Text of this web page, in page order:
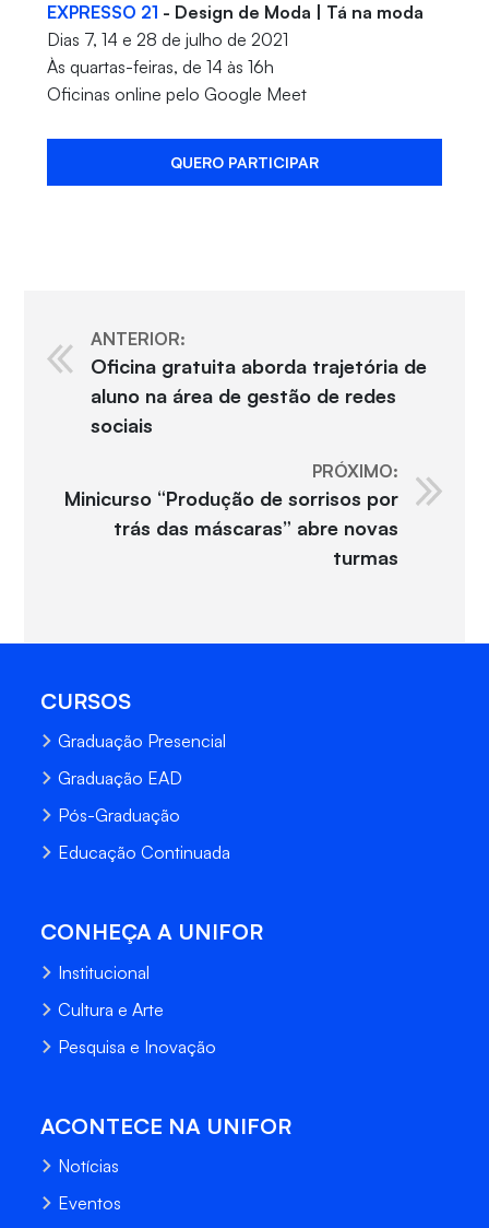
EXPRESSO 21 - Design de Moda | Tá na moda
Dias 7, 14 e 28 de julho de 2021
Às quartas-feiras, de 14 às 16h
Oficinas online pelo Google Meet
QUERO PARTICIPAR
ANTERIOR:
Oficina gratuita aborda trajetória de
aluno na área de gestão de redes
sociais
PRÓXIMO:
Minicurso “Produção de sorrisos por
trás das máscaras” abre novas
turmas
CURSOS
Graduação Presencial
Graduação EAD
Pós-Graduação
Educação Continuada
CONHEÇA A UNIFOR
Institucional
Cultura e Arte
Pesquisa e Inovação
ACONTECE NA UNIFOR
Notícias
Eventos